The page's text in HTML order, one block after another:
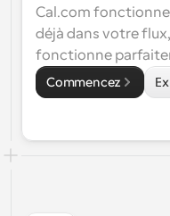
Cal.com
déjà dans votre
fonctionne
Commencez